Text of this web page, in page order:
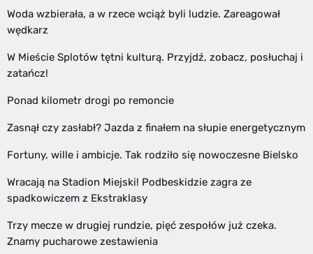
Woda wzbierała, a w rzece wciąż byli ludzie. Zareagował
wędkarz
W Mieście Splotów tętni kulturą. Przyjdź, zobacz, posłuchaj i
zatańcz!
Ponad kilometr drogi po remoncie
Zasnął czy zasłabł? Jazda z finałem na słupie energetycznym
Fortuny, wille i ambicje. Tak rodziło się nowoczesne Bielsko
Wracają na Stadion Miejski! Podbeskidzie zagra ze
spadkowiczem z Ekstraklasy
Trzy mecze w drugiej rundzie, pięć zespołów już czeka.
Znamy pucharowe zestawienia